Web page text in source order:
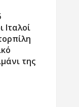
Ιταλοί
της